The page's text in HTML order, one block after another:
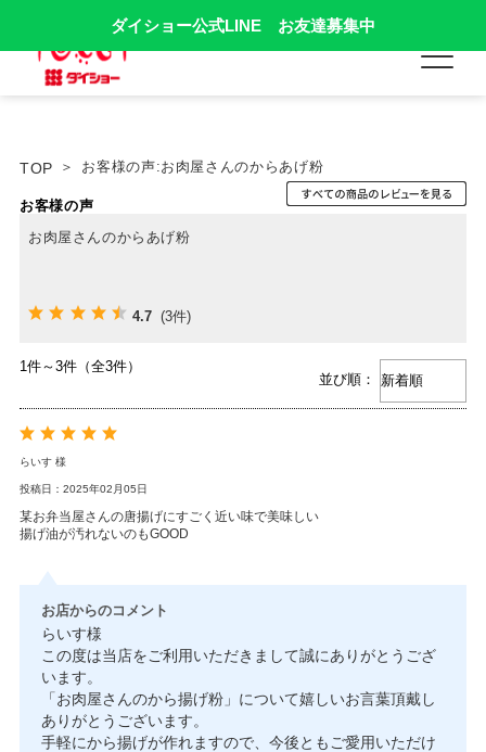
ダイショー公式LINE お友達募集中
TOP お客様の声:お肉屋さんのからあげ粉
お客様の声
お肉屋さんのからあげ粉
4.7 (3件)
1件～3件（全3件）
並び順：
らいす 様
投稿日：2025年02月05日
某お弁当屋さんの唐揚げにすごく近い味で美味しい
揚げ油が汚れないのもGOOD
お店からのコメント
らいす様
この度は当店をご利用いただきまして誠にありがとうござ
います。
「お肉屋さんのから揚げ粉」について嬉しいお言葉頂戴し
ありがとうございます。
手軽にから揚げが作れますので、今後ともご愛用いただけ